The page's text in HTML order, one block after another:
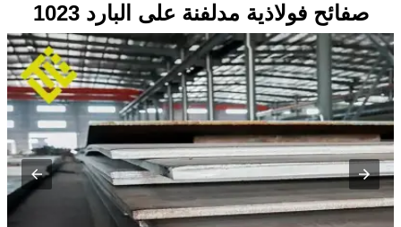
1023 صفائح فولاذية مدلفنة على البارد